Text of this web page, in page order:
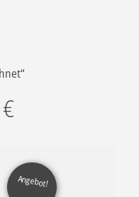
€
Angebot!